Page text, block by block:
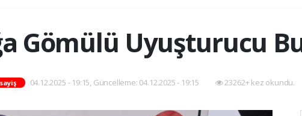
Gömülü Uyuşturucu
04.12.2025 - 19:15, Güncelleme: 04.12.2025 - 19:15 23262+ kez okundu.